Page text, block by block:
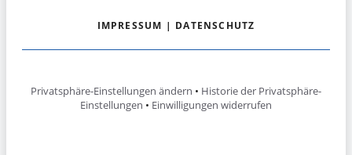
IMPRESSUM | DATENSCHUTZ
Privatsphäre-Einstellungen ändern • Historie der Privatsphäre-
Einstellungen • Einwilligungen widerrufen